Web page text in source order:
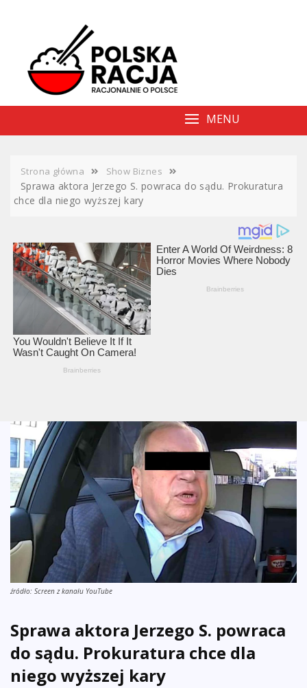
MENU
Strona główna Show Biznes
Sprawa aktora Jerzego S. powraca do sądu. Prokuratura
chce dla niego wyższej kary
źródło: Screen z kanału YouTube
Sprawa aktora Jerzego S. powraca
do sądu. Prokuratura chce dla
niego wyższej kary